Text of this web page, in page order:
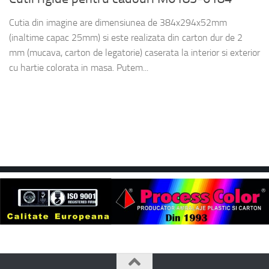
Cutia din imagine are dimensiunea de 384x294x52mm
(inaltime capac 25mm) si este realizata din carton dur de 2
mm (mucava, carton de legatorie) caserata la interior si exterior
cu hartie colorata in masa. Putem...